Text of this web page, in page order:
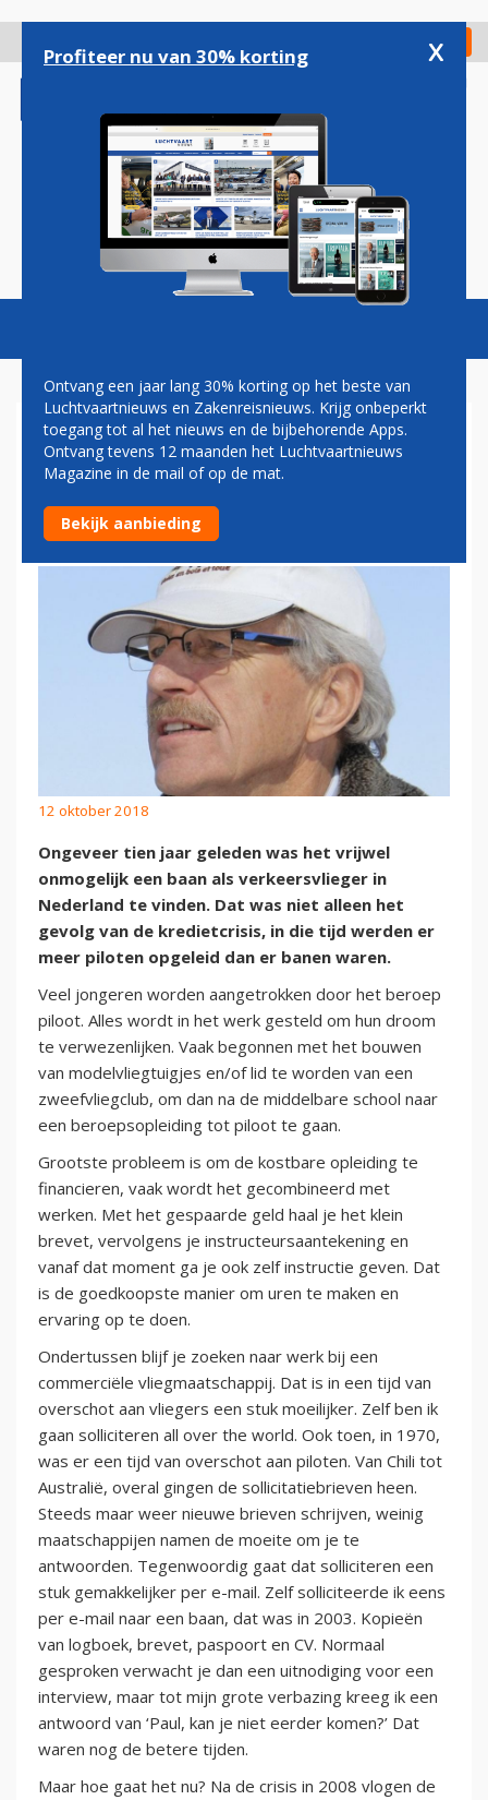
gaan
Check in
Magazine Podcasts Vacatures
PAUL GROVE: AIVD MAAKT
CARRIÈRE VAN PILOTEN
KAPOT
12 oktober 2018
Ongeveer tien jaar geleden was het vrijwel
onmogelijk een baan als verkeersvlieger in
Nederland te vinden. Dat was niet alleen het
gevolg van de kredietcrisis, in die tijd werden er
meer piloten opgeleid dan er banen waren.
Veel jongeren worden aangetrokken door het beroep
piloot. Alles wordt in het werk gesteld om hun droom
te verwezenlijken. Vaak begonnen met het bouwen
van modelvliegtuigjes en/of lid te worden van een
zweefvliegclub, om dan na de middelbare school naar
een beroepsopleiding tot piloot te gaan.
Grootste probleem is om de kostbare opleiding te
financieren, vaak wordt het gecombineerd met
werken. Met het gespaarde geld haal je het klein
brevet, vervolgens je instructeursaantekening en
vanaf dat moment ga je ook zelf instructie geven. Dat
is de goedkoopste manier om uren te maken en
ervaring op te doen.
Ondertussen blijf je zoeken naar werk bij een
commerciële vliegmaatschappij. Dat is in een tijd van
overschot aan vliegers een stuk moeilijker. Zelf ben ik
gaan solliciteren all over the world. Ook toen, in 1970,
was er een tijd van overschot aan piloten. Van Chili tot
Australië, overal gingen de sollicitatiebrieven heen.
Steeds maar weer nieuwe brieven schrijven, weinig
maatschappijen namen de moeite om je te
antwoorden. Tegenwoordig gaat dat solliciteren een
stuk gemakkelijker per e-mail. Zelf solliciteerde ik eens
per e-mail naar een baan, dat was in 2003. Kopieën
van logboek, brevet, paspoort en CV. Normaal
gesproken verwacht je dan een uitnodiging voor een
interview, maar tot mijn grote verbazing kreeg ik een
antwoord van ‘Paul, kan je niet eerder komen?’ Dat
waren nog de betere tijden.
Maar hoe gaat het nu? Na de crisis in 2008 vlogen de
Profiteer nu van 30% korting x
Ontvang een jaar lang 30% korting op het beste van
Luchtvaartnieuws en Zakenreisnieuws. Krijg onbeperkt
toegang tot al het nieuws en de bijbehorende Apps.
Ontvang tevens 12 maanden het Luchtvaartnieuws
Magazine in de mail of op de mat.
Bekijk aanbieding